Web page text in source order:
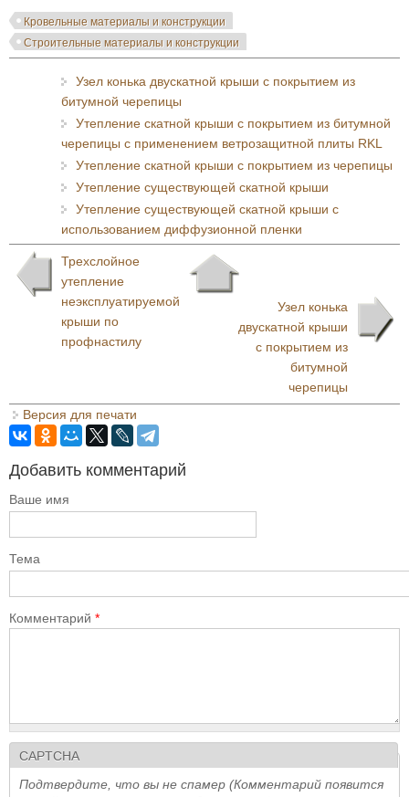
Кровельные материалы и конструкции
Строительные материалы и конструкции
Узел конька двускатной крыши с покрытием из
битумной черепицы
Утепление скатной крыши с покрытием из битумной
черепицы с применением ветрозащитной плиты RKL
Утепление скатной крыши с покрытием из черепицы
Утепление существующей скатной крыши
Утепление существующей скатной крыши с
использованием диффузионной пленки
Трехслойное
утепление
неэксплуатируемой
крыши по
профнастилу
Узел конька
двускатной крыши
с покрытием из
битумной
черепицы
Версия для печати
Добавить комментарий
Ваше имя
Тема
Комментарий *
CAPTCHA
Подтвердите, что вы не спамер (Комментарий появится